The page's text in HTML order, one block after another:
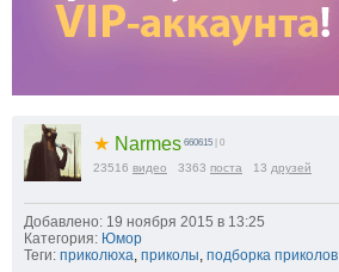
★ Narmes 660615 | 0
23516 видео 3363 поста 13 друзей
Добавлено: 19 ноября 2015 в 13:25
Категория: Юмор
Теги: приколюха приколы подборка приколов